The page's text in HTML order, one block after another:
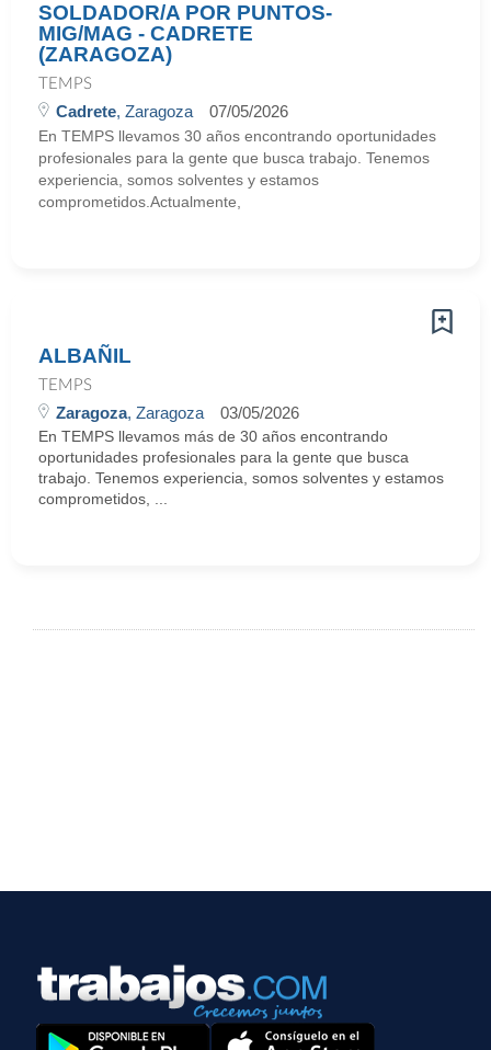
SOLDADOR/A POR PUNTOS-
MIG/MAG - CADRETE
(ZARAGOZA)
TEMPS
Cadrete, Zaragoza 07/05/2026
En TEMPS llevamos 30 años encontrando oportunidades
profesionales para la gente que busca trabajo. Tenemos
experiencia, somos solventes y estamos
comprometidos.Actualmente,
ALBAÑIL
TEMPS
Zaragoza, Zaragoza 03/05/2026
En TEMPS llevamos más de 30 años encontrando
oportunidades profesionales para la gente que busca
trabajo. Tenemos experiencia, somos solventes y estamos
comprometidos, ...